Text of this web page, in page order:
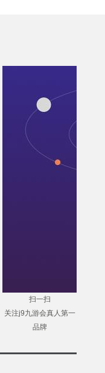
扫一扫
关注j9九游会真人第一
品牌